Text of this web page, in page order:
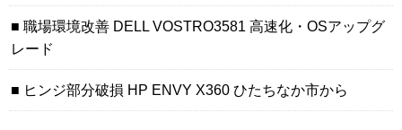
職場環境改善 DELL VOSTRO3581 高速化・OSアップグ
レード
ヒンジ部分破損 HP ENVY X360 ひたちなか市から